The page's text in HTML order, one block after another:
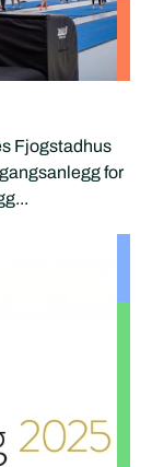
Fjogstadhus
for